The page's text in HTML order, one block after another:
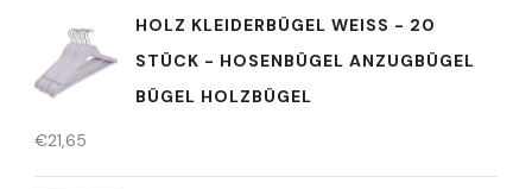
HOLZ KLEIDERBÜGEL WEISS - 20 S
TÜCK - HOSENBÜGEL ANZUGBÜGEL B
ÜGEL HOLZBÜGEL
€21,65